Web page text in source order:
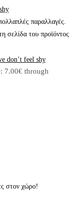
παραλλαγές.
σελίδα του προϊόντος
don’t feel shy
7.00€ through
στον χώρο!